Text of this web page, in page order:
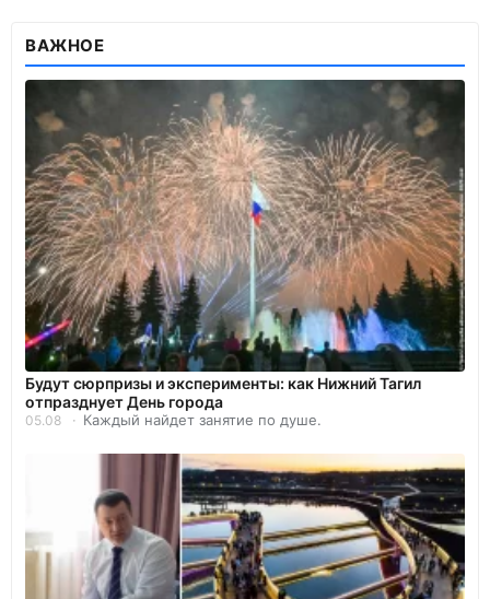
ВАЖНОЕ
Будут сюрпризы и эксперименты: как Нижний Тагил
отпразднует День города
05.08 Каждый найдет занятие по душе.